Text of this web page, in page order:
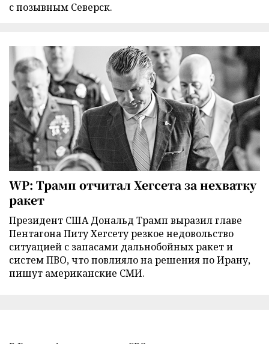
с позывным Северск.
WP: Трамп отчитал Хегсета за нехватку
ракет
Президент США Дональд Трамп выразил главе
Пентагона Питу Хегсету резкое недовольство
ситуацией с запасами дальнобойных ракет и
систем ПВО, что повлияло на решения по Ирану,
пишут американские СМИ.